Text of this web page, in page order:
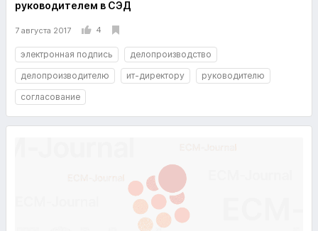
руководителем в СЭД
7 августа 2017 4
электронная подпись
делопроизводство
делопроизводителю
ит-директору
руководителю
согласование